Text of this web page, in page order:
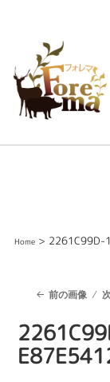
Home> 2261C99D-
前の画像